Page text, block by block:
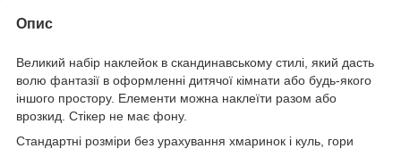
Опис
Великий набір наклейок в скандинавському стилі, який дасть
волю фантазії в оформленні дитячої кімнати або будь-якого
іншого простору. Елементи можна наклеїти разом або
врозкид. Стікер не має фону.
Стандартні розміри без урахування хмаринок і куль, гори